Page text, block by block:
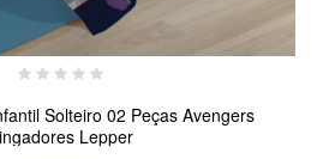
Solteiro 02 Peças Avengers
Lepper